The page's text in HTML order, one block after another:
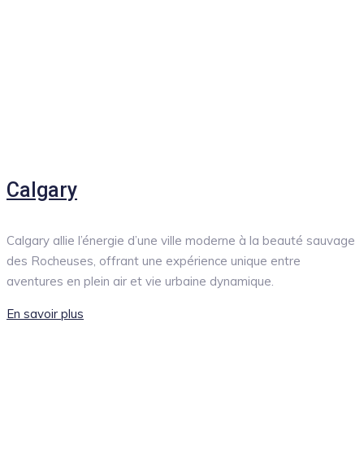
Calgary
Calgary allie l’énergie d’une ville moderne à la beauté sauvage
des Rocheuses, offrant une expérience unique entre
aventures en plein air et vie urbaine dynamique.
En savoir plus